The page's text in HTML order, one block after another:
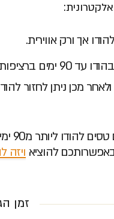
אך ורק אווירית.
ניתן לשהות
להוציא ויזה
זמן